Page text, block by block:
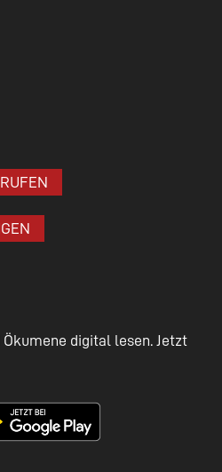
digital lesen. Jetzt